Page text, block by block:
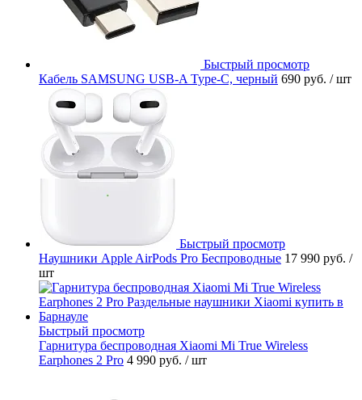
Быстрый просмотр
Кабель SAMSUNG USB-A Type-C, черный 690 руб. / шт
Быстрый просмотр
Наушники Apple AirPods Pro Беспроводные 17 990 руб. /
шт
Быстрый просмотр
Гарнитура беспроводная Xiaomi Mi True Wireless
Earphones 2 Pro 4 990 руб. / шт